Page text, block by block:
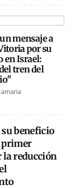
mensaje a
por su
en Israel:
tren del
beneficio
primer
la reducción